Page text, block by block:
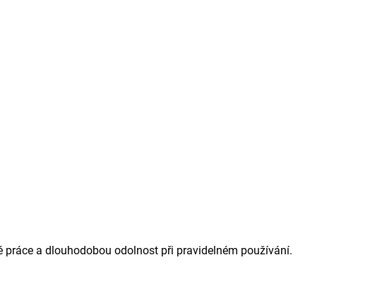
a dlouhodobou odolnost při pravidelném používání.